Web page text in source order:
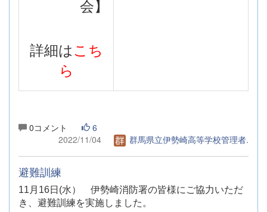
会】
詳細はこち
ら
0コメント
6
2022/11/04
群馬県立伊勢崎高等学校管理者.
避難訓練
11月16日(水） 伊勢崎消防署の皆様にご協力いただ
き、避難訓練を実施しました。